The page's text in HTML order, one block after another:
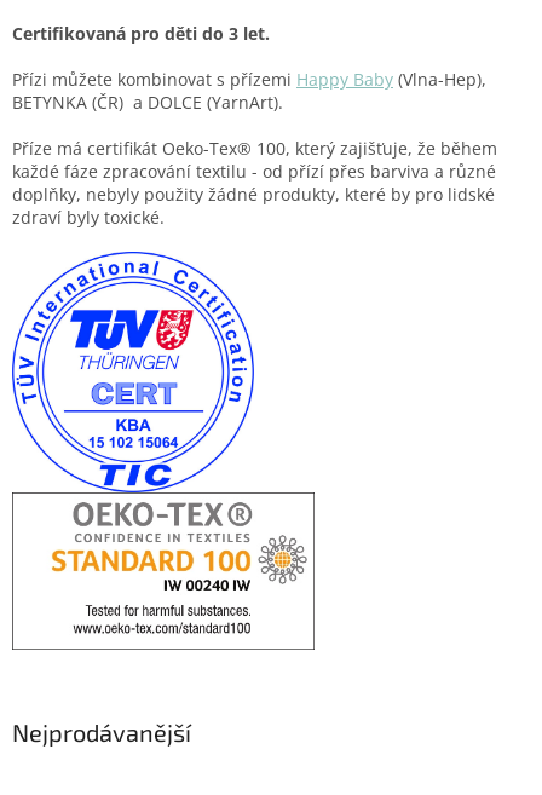
Certifikovaná pro děti do 3 let.
Přízi můžete kombinovat s přízemi Happy Baby (Vlna-Hep),
BETYNKA (ČR) a DOLCE (YarnArt).
Příze má certifikát Oeko-Tex® 100, který zajišťuje, že během
každé fáze zpracování textilu - od přízí přes barviva a různé
doplňky, nebyly použity žádné produkty, které by pro lidské
zdraví byly toxické.
Nejprodávanější